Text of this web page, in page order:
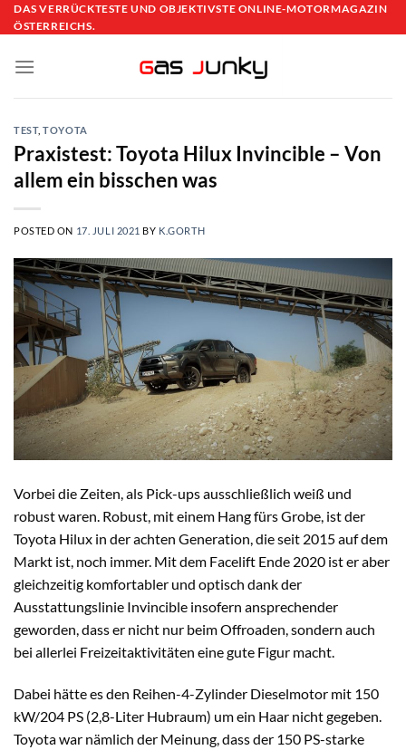
Skip
to
DAS VERRÜCKTESTE UND OBJEKTIVSTE ONLINE-MOTORMAGAZIN
ÖSTERREICHS.
TEST,TOYOTA
Praxistest: Toyota Hilux Invincible – Von
allem ein bisschen was
POSTED ON 17. JULI 2021 BY K.GORTH
Vorbei die Zeiten, als Pick-ups ausschließlich weiß und
robust waren. Robust, mit einem Hang fürs Grobe, ist der
Toyota Hilux in der achten Generation, die seit 2015 auf dem
Markt ist, noch immer. Mit dem Facelift Ende 2020 ist er aber
gleichzeitig komfortabler und optisch dank der
Ausstattungslinie Invincible insofern ansprechender
geworden, dass er nicht nur beim Offroaden, sondern auch
bei allerlei Freizeitaktivitäten eine gute Figur macht.
Dabei hätte es den Reihen-4-Zylinder Dieselmotor mit 150
kW/204 PS (2,8-Liter Hubraum) um ein Haar nicht gegeben.
Toyota war nämlich der Meinung, dass der 150 PS-starke